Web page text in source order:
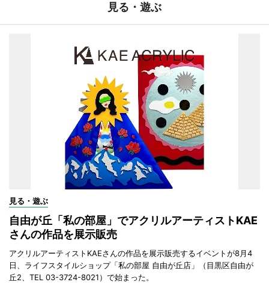
見る・遊ぶ
見る・遊ぶ
自由が丘「私の部屋」でアクリルアーティストKAE
さんの作品を展示販売
アクリルアーティストKAEさんの作品を展示販売するイベントが8月4
日、ライフスタイルショップ「私の部屋 自由が丘店」（目黒区自由が
丘2、TEL 03-3724-8021）で始まった。